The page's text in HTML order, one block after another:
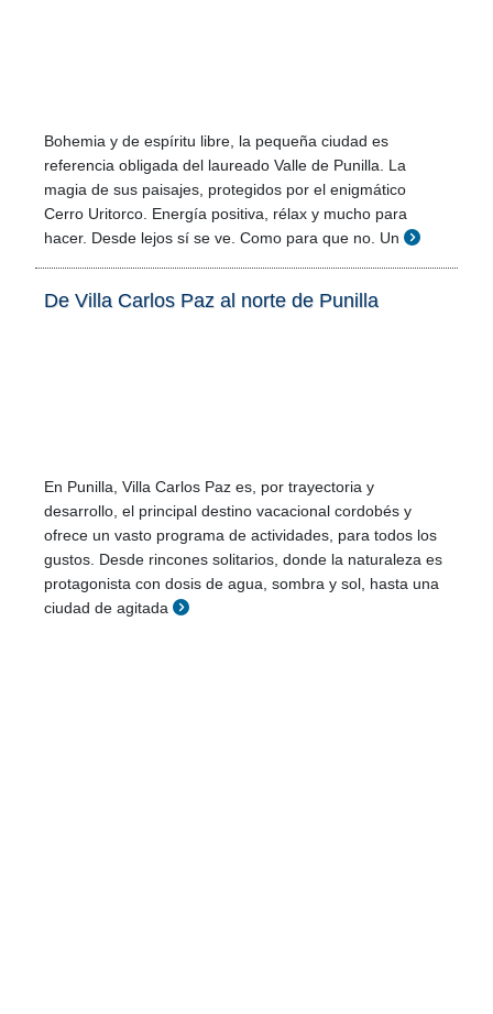
Bohemia y de espíritu libre, la pequeña ciudad es
referencia obligada del laureado Valle de Punilla. La
magia de sus paisajes, protegidos por el enigmático
Cerro Uritorco. Energía positiva, rélax y mucho para
hacer. Desde lejos sí se ve. Como para que no. Un
De Villa Carlos Paz al norte de Punilla
En Punilla, Villa Carlos Paz es, por trayectoria y
desarrollo, el principal destino vacacional cordobés y
ofrece un vasto programa de actividades, para todos los
gustos. Desde rincones solitarios, donde la naturaleza es
protagonista con dosis de agua, sombra y sol, hasta una
ciudad de agitada